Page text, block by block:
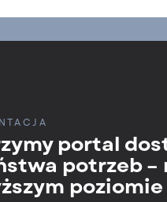
portal
potrzeb –
poziomie